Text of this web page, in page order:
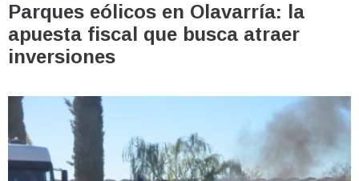
Parques eólicos en Olavarría: la
apuesta fiscal que busca atraer
inversiones